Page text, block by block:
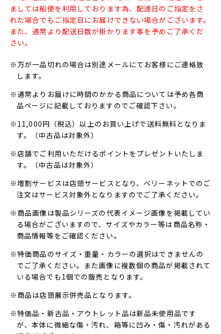
ましては船便を利用しております為、配達日のご指定をさ
れた場合でもご指定日にお届けできない場合がございます。
また、通常より配送日数が掛かります事を予めご了承くだ
さい。
※万が一品切れの場合は別途メールにてお客様にご連絡致
します。
※通常よりお届けに時間のかかる商品については予め各商
品ページに記載しておりますのでご確認下さい。
※11,000円（税込）以上のお買い上げで送料無料となりま
す。（中古品は対象外）
※店舗でご利用いただけるポイントをプレゼントいたしま
す。（中古品は対象外）
※増割サービスは店頭サービスとなり、ベリーネットでのご
注文はサービス対象外となりますのでご了承ください。
※商品画像は製品シリーズの代表イメージ画像を掲載してい
る場合がございますので、サイズやカラー等は商品名称・
商品情報等をご確認ください。
※特価商品のサイズ・重量・カラーの選択はできませんの
でご了承ください。また画像に複数個の商品が掲載されて
いる場合でも1個での販売となります。
※商品は店頭展示併売品となります。
※特価品・新古品・アウトレット品は新品未使用品です
が、本体に微細な傷・汚れ、箱等に凹み・傷・汚れがある